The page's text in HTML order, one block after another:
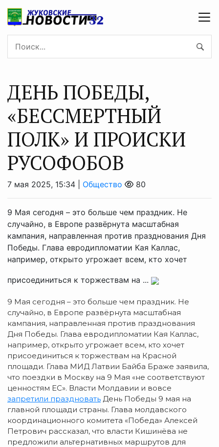
ДЕНЬ ПОБЕДЫ,
«БЕССМЕРТНЫЙ
ПОЛК» И ПРОИСКИ
РУСОФОБОВ
7 мая 2025, 15:34 | Общество 80
9 Мая сегодня – это больше чем праздник. Не
случайно, в Европе развёрнута масштабная
кампания, направленная против празднования Дня
Победы. Глава евродипломатии Кая Каллас,
например, открыто угрожает всем, кто хочет
присоединиться к торжествам на ...
9 Мая сегодня – это больше чем праздник. Не
случайно, в Европе развёрнута масштабная
кампания, направленная против празднования
Дня Победы. Глава евродипломатии Кая Каллас,
например, открыто угрожает всем, кто хочет
присоединиться к торжествам на Красной
площади. Глава МИД Латвии Байба Браже заявила,
что поездки в Москву на 9 Мая «не соответствуют
ценностям ЕС». Власти Молдавии и вовсе
запретили праздновать День Победы 9 мая на
главной площади страны. Глава молдавского
координационного комитета «Победа» Алексей
Петрович рассказал, что власти Кишинёва не
предложили альтернативных маршрутов для